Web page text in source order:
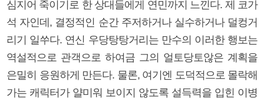
심지어 죽이기로 한 상대들에게 연민까지 느낀다. 제 코가
석 자인데, 결정적인 순간 주저하거나 실수하거나 덜컹거
리기 일쑤다. 연신 우당탕탕거리는 만수의 이러한 행보는
역설적으로 관객으로 하여금 그의 얼토당토않은 계획을
은밀히 응원하게 만든다. 물론, 여기엔 도덕적으로 몰락해
가는 캐릭터가 얄미워 보이지 않도록 설득력을 입힌 이병